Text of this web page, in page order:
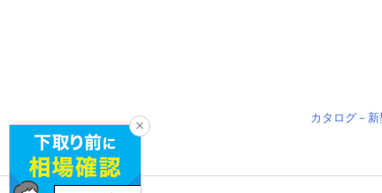
カタログ－